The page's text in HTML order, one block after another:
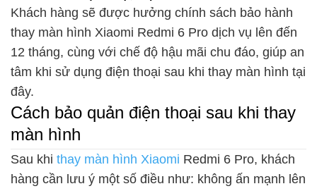
Khách hàng sẽ được hưởng chính sách bảo hành
thay màn hình Xiaomi Redmi 6 Pro dịch vụ lên đến
12 tháng, cùng với chế độ hậu mãi chu đáo, giúp an
tâm khi sử dụng điện thoại sau khi thay màn hình tại
đây.
Cách bảo quản điện thoại sau khi thay
màn hình
Sau khi thay màn hình Xiaomi Redmi 6 Pro, khách
hàng cần lưu ý một số điều như: không ấn mạnh lên